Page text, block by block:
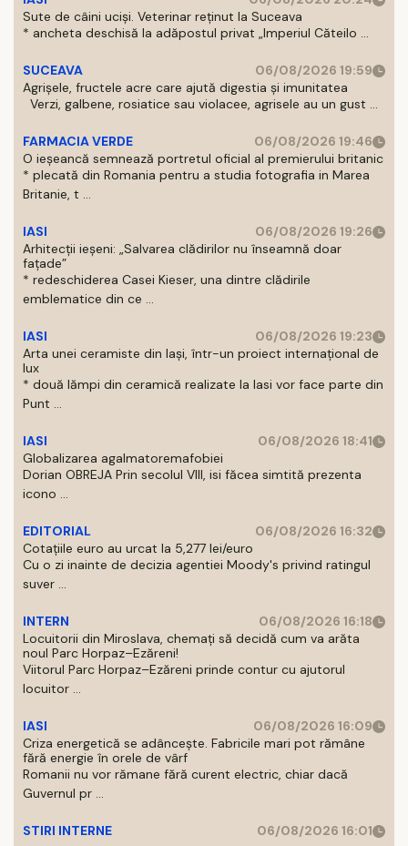
Sute de câini uciși. Veterinar reținut la Suceava
* ancheta deschisă la adăpostul privat „Imperiul Căteilo ...
SUCEAVA
06/08/2026 19:59
Agrișele, fructele acre care ajută digestia și imunitatea
Verzi, galbene, rosiatice sau violacee, agrisele au un gust ...
FARMACIA VERDE
06/08/2026 19:46
O ieșeancă semnează portretul oficial al premierului britanic
* plecată din Romania pentru a studia fotografia in Marea
Britanie, t ...
IASI
06/08/2026 19:26
Arhitecții ieșeni: „Salvarea clădirilor nu înseamnă doar
fațade”
* redeschiderea Casei Kieser, una dintre clădirile
emblematice din ce ...
IASI
06/08/2026 19:23
Arta unei ceramiste din Iași, într-un proiect internațional de
lux
* două lămpi din ceramică realizate la Iasi vor face parte din
Punt ...
IASI
06/08/2026 18:41
Globalizarea agalmatoremafobiei
Dorian OBREJA Prin secolul VIII, isi făcea simtită prezenta
icono ...
EDITORIAL
06/08/2026 16:32
Cotațiile euro au urcat la 5,277 lei/euro
Cu o zi inainte de decizia agentiei Moody's privind ratingul
suver ...
INTERN
06/08/2026 16:18
Locuitorii din Miroslava, chemați să decidă cum va arăta
noul Parc Horpaz–Ezăreni!
Viitorul Parc Horpaz–Ezăreni prinde contur cu ajutorul
locuitor ...
IASI
06/08/2026 16:09
Criza energetică se adâncește. Fabricile mari pot rămâne
fără energie în orele de vârf
Romanii nu vor rămane fără curent electric, chiar dacă
Guvernul pr ...
STIRI INTERNE 06/08/2026 16:01